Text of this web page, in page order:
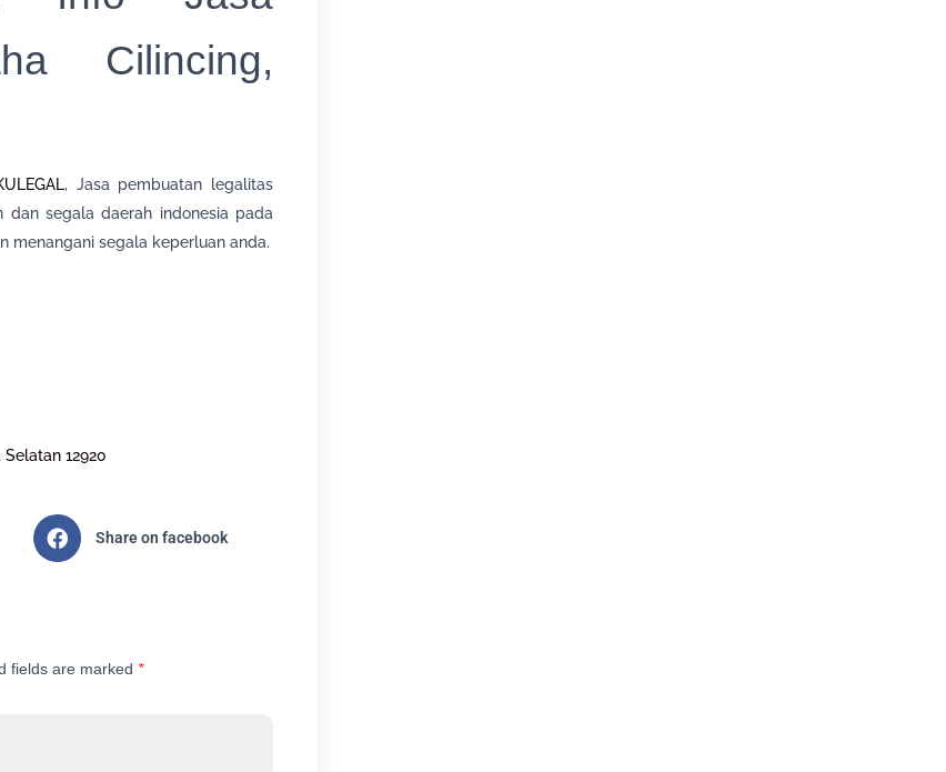
Cilincing,
, Jasa pembuatan legalitas
dan segala daerah indonesia pada
menangani segala keperluan anda.
12920
Share on facebook
fields are marked *